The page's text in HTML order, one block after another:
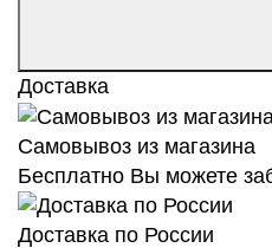
Доставка
Самовывоз из магазина
Бесплатно Вы можете
Доставка по России